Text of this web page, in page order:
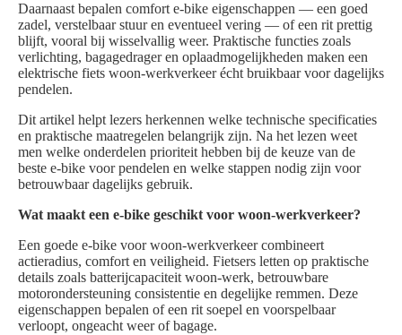
Daarnaast bepalen comfort e-bike eigenschappen — een goed
zadel, verstelbaar stuur en eventueel vering — of een rit prettig
blijft, vooral bij wisselvallig weer. Praktische functies zoals
verlichting, bagagedrager en oplaadmogelijkheden maken een
elektrische fiets woon-werkverkeer écht bruikbaar voor dagelijks
pendelen.
Dit artikel helpt lezers herkennen welke technische specificaties
en praktische maatregelen belangrijk zijn. Na het lezen weet
men welke onderdelen prioriteit hebben bij de keuze van de
beste e-bike voor pendelen en welke stappen nodig zijn voor
betrouwbaar dagelijks gebruik.
Wat maakt een e-bike geschikt voor woon-werkverkeer?
Een goede e-bike voor woon-werkverkeer combineert
actieradius, comfort en veiligheid. Fietsers letten op praktische
details zoals batterijcapaciteit woon-werk, betrouwbare
motorondersteuning consistentie en degelijke remmen. Deze
eigenschappen bepalen of een rit soepel en voorspelbaar
verloopt, ongeacht weer of bagage.